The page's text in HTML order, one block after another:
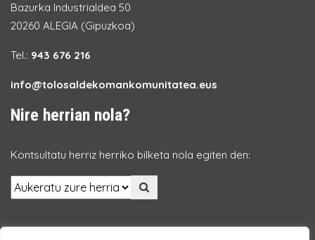
Bazurka Industrialdea 50
20260 ALEGIA (Gipuzkoa)
Tel.: 943 676 216
info@tolosaldekomankomunitatea.eus
Nire herrian nola?
Kontsultatu herriz herriko bilketa nola egiten den: